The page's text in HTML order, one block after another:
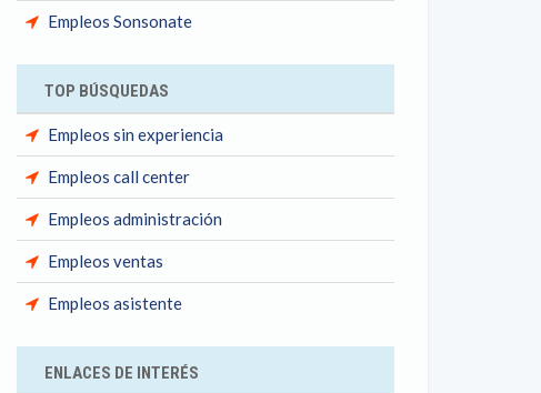
Empleos Sonsonate
TOP BÚSQUEDAS
Empleos sin experiencia
Empleos call center
Empleos administración
Empleos ventas
Empleos asistente
ENLACES DE INTERÉS